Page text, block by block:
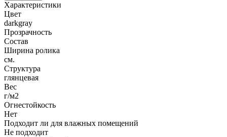
Характеристики
Цвет
darkgray
Прозрачность
Состав
Ширина ролика
см.
Структура
глянцевая
Вес
г/м2
Огнестойкость
Нет
Подходит ли для влажных помещений
Не подходит